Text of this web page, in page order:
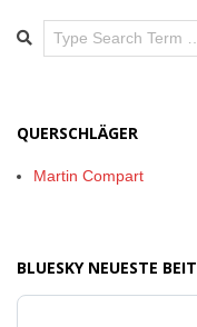
Search
QUERSCHLÄGER
Martin Compart
BLUESKY NEUESTE